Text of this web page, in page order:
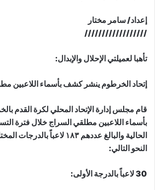
إعداد/ سامر مختار
//////////////////
تأهبا لعميلتي الإحلال والإبدال:
إتحاد الخرطوم ينشر كشف بأسماء اللاعبين
قام مجلس إدارة الإتحاد المحلي لكرة القدم
بأسماء اللاعبين مطلقي السراج خلال فترة
الحالية والبالغ عددهم ١٨٣ لاعباً
النحو التالي:
30 لاعباً بالدرجة الأولى: